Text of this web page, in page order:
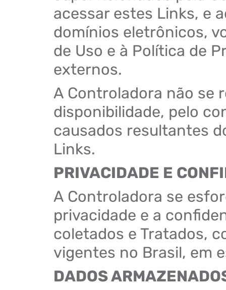
acessar estes Links, e
domínios eletrônicos,
de Uso e à Política de
externos.
A Controladora não se
disponibilidade, pelo
causados resultantes
Links.
PRIVACIDADE E
A Controladora se
privacidade e a
coletados e Tratados,
vigentes no Brasil, em
DADOS